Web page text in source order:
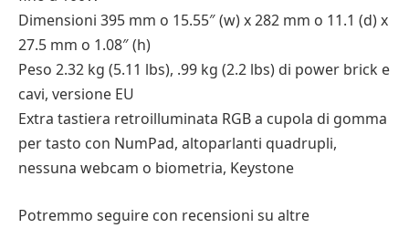
Dimensioni 395 mm o 15.55″ (w) x 282 mm o 11.1 (d) x
27.5 mm o 1.08″ (h)
Peso 2.32 kg (5.11 lbs), .99 kg (2.2 lbs) di power brick e
cavi, versione EU
Extra tastiera retroilluminata RGB a cupola di gomma
per tasto con NumPad, altoparlanti quadrupli,
nessuna webcam o biometria, Keystone
Potremmo seguire con recensioni su altre